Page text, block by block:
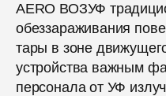
AERO ВОЗУФ
обеззараживания
тары в зоне
устройства важным
персонала от УФ